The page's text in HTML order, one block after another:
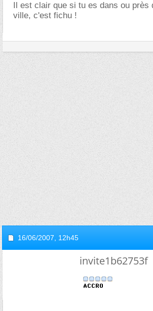
Il est clair que si tu es dans ou près
ville, c'est fichu !
16/06/2007, 12h45
invite1b62753f